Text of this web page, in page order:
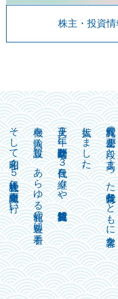
株主・投資情
呉服札の需要が一段と高まった時代背景とともに業容を
拡大しました。
大正９年に野崎政之助が３代目を継ぐや、雑貨値札製造
機を輸入、設置し、あらゆる値札の製造に着手。
そして昭和１５年 株式会社に組織変更を行い、